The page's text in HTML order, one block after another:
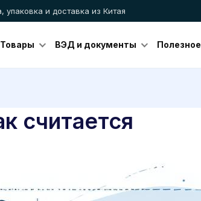
упаковка и доставка из Китая
Товары ВЭД и документы Полезное
считается